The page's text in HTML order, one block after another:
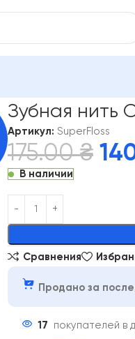
Зубная нить
Артикул: SuperFloss
175.00₴
В наличии
Alternative:
Сравнения
Продано за
17 покупателей в